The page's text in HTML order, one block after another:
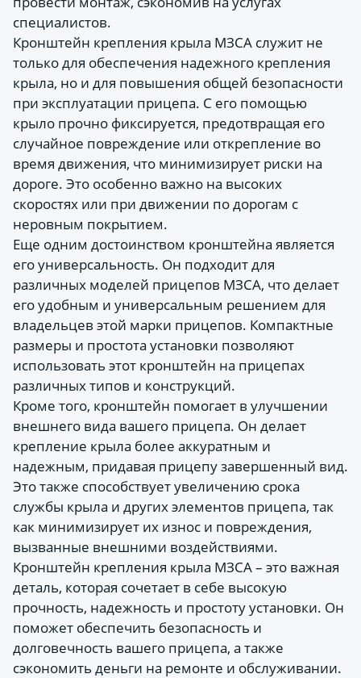
специалистов.
Кронштейн крепления крыла МЗСА служит не
только для обеспечения надежного крепления
крыла, но и для повышения общей безопасности
при эксплуатации прицепа. С его помощью
крыло прочно фиксируется, предотвращая его
случайное повреждение или открепление во
время движения, что минимизирует риски на
дороге. Это особенно важно на высоких
скоростях или при движении по дорогам с
неровным покрытием.
Еще одним достоинством кронштейна является
его универсальность. Он подходит для
различных моделей прицепов МЗСА, что делает
его удобным и универсальным решением для
владельцев этой марки прицепов. Компактные
размеры и простота установки позволяют
использовать этот кронштейн на прицепах
различных типов и конструкций.
Кроме того, кронштейн помогает в улучшении
внешнего вида вашего прицепа. Он делает
крепление крыла более аккуратным и
надежным, придавая прицепу завершенный вид.
Это также способствует увеличению срока
службы крыла и других элементов прицепа, так
как минимизирует их износ и повреждения,
вызванные внешними воздействиями.
Кронштейн крепления крыла МЗСА – это важная
деталь, которая сочетает в себе высокую
прочность, надежность и простоту установки. Он
поможет обеспечить безопасность и
долговечность вашего прицепа, а также
сэкономить деньги на ремонте и обслуживании.